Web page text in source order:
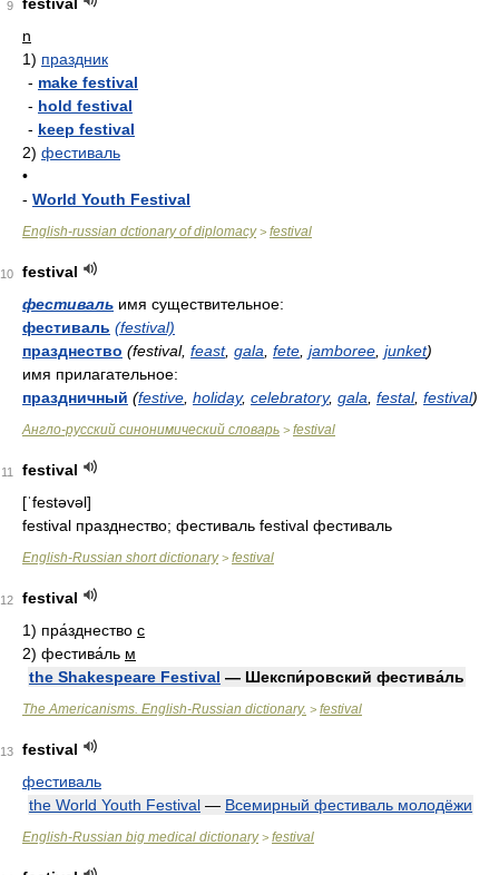
9
n
1) праздник
- make festival
- hold festival
- keep festival
2) фестиваль
•
- World Youth Festival
English-russian dctionary of diplomacy> festival
10
festival
фестиваль имя существительное:
фестиваль (festival)
празднество (festival, feast, gala fete jamboree junket)
имя прилагательное:
праздничный (festive holiday, celebratory, gala festal, festival)
Англо-русский синонимический словарь > festival
11
festival
[ˈfestəvəl]
festival празднество; фестиваль festival фестиваль
English-Russian short dictionary> festival
12
festival
1) пра́зднество с
2) фестива́ль м
the Shakespeare Festival — Шекспи́ровский фестива́ль
The Americanisms. English-Russian dictionary. > festival
13
festival
фестиваль
the World Youth Festival — Всемирный фестиваль молодёжи
English-Russian big medical dictionary> festival